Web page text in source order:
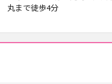
丸まで徒歩4分